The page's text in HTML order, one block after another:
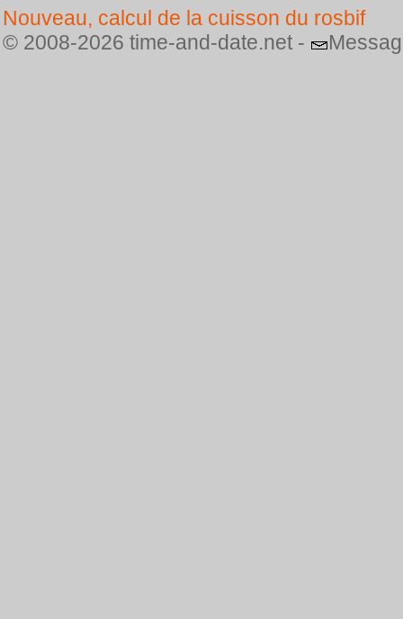
Nouveau, calcul de la cuisson du rosbif
© 2008-2026 time-and-date.net -